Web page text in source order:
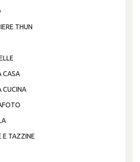
THUN
CASA
CUCINA
E TAZZINE